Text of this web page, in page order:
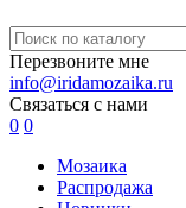
Перезвоните мне
info@iridamozaika.ru
Связаться с нами
0 0
Мозаика
Распродажа